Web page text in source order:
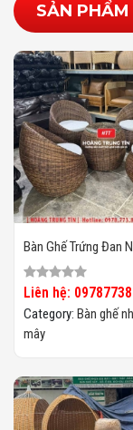
SẢN
Bàn Ghế Trứng Đan
Mây HTT25
Liên hệ:
Category: Bàn ghế
mây